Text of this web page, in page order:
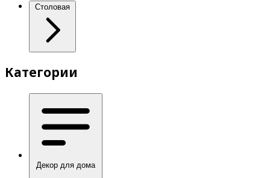
Столовая
Категории
Декор для дома